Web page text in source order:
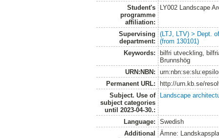
Student's
programme
affiliation:
LY002 Landscape
Supervising
department:
(LTJ, LTV) > Dept.
(from 130101)
Keywords:
bilfri utveckling,
Brunnshög
URN:NBN:
Permanent URL:
http://urn.kb.se/
Subject. Use of
subject categories
until 2023-04-30.:
Landscape
Language:
Swedish
Additional
Ämne: